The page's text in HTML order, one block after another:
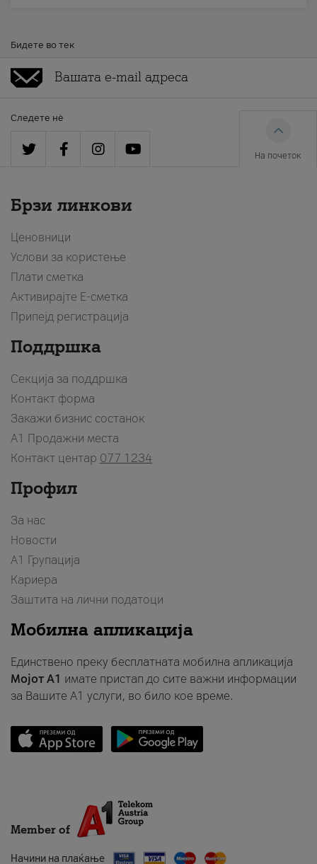
Бидете во тек
Следете нè
На почеток
Брзи линкови
Ценовници
Услови за користење
Плати сметка
Активирајте Е-сметка
Припејд регистрација
Поддршка
Секција за поддршка
Контакт форма
Закажи бизнис состанок
A1 Продажни места
Контакт центар 077 1234
Профил
За нас
Новости
А1 Групација
Кариера
Заштита на лични податоци
Мобилна апликација
Единствено преку бесплатната мобилна апликација
Мојот A1 имате пристап до сите важни информации
за Вашите A1 услуги, во било кое време.
Member of
Начини на плаќање